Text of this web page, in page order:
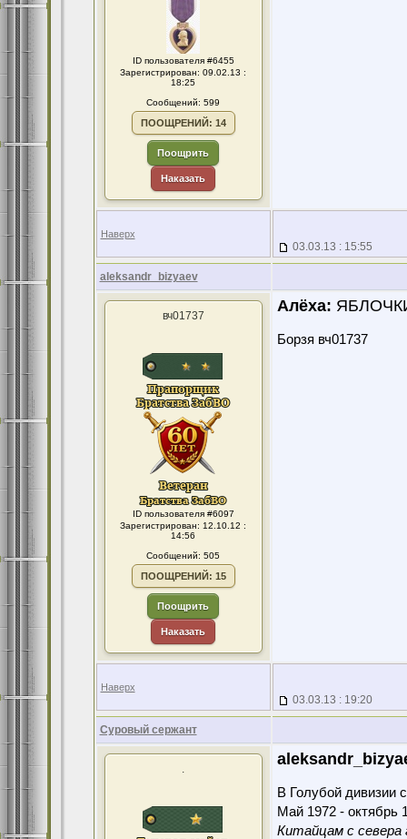
ID пользователя #6455
Зарегистрирован: 09.02.13 :
18:25
Сообщений: 599
ПООЩРЕНИЙ: 14
Поощрить
Наказать
Наверх
03.03.13 : 15:55
aleksandr_bizyaev
вч01737
ID пользователя #6097
Зарегистрирован: 12.10.12 :
14:56
Сообщений: 505
ПООЩРЕНИЙ: 15
Поощрить
Наказать
Алёха:
Борзя вч01737
Наверх
03.03.13 : 19:20
Суровый сержант
.
В Голубой дивизии
Май 1972 - октябрь
Китайцам с севера